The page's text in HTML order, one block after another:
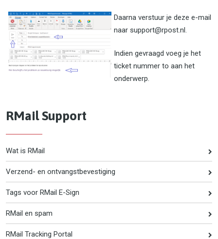
Daarna verstuur je deze e-mail
naar support@rpost.nl.
Indien gevraagd voeg je het
ticket nummer to aan het
onderwerp.
RMail Support
Wat is RMail
Verzend- en ontvangstbevestiging
Tags voor RMail E-Sign
RMail en spam
RMail Tracking Portal